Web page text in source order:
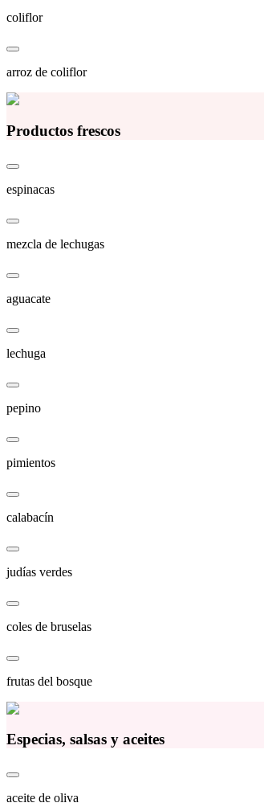
coliflor
arroz de coliflor
Productos frescos
espinacas
mezcla de lechugas
aguacate
lechuga
pepino
pimientos
calabacín
judías verdes
coles de bruselas
frutas del bosque
Especias, salsas y aceites
aceite de oliva